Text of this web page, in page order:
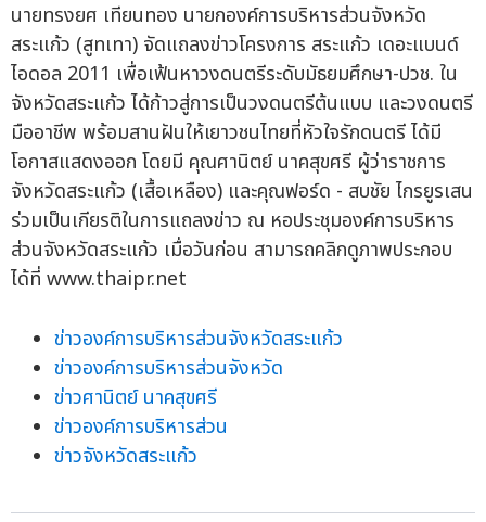
นายทรงยศ เทียนทอง นายกองค์การบริหารส่วนจังหวัด
สระแก้ว (สูทเทา) จัดแถลงข่าวโครงการ สระแก้ว เดอะแบนด์
ไอดอล 2011 เพื่อเฟ้นหาวงดนตรีระดับมัธยมศึกษา-ปวช. ใน
จังหวัดสระแก้ว ได้ก้าวสู่การเป็นวงดนตรีต้นแบบ และวงดนตรี
มืออาชีพ พร้อมสานฝันให้เยาวชนไทยที่หัวใจรักดนตรี ได้มี
โอกาสแสดงออก โดยมี คุณศานิตย์ นาคสุขศรี ผู้ว่าราชการ
จังหวัดสระแก้ว (เสื้อเหลือง) และคุณฟอร์ด - สบชัย ไกรยูรเสน
ร่วมเป็นเกียรติในการแถลงข่าว ณ หอประชุมองค์การบริหาร
ส่วนจังหวัดสระแก้ว เมื่อวันก่อน สามารถคลิกดูภาพประกอบ
ได้ที่ www.thaipr.net
ข่าวองค์การบริหารส่วนจังหวัดสระแก้ว
ข่าวองค์การบริหารส่วนจังหวัด
ข่าวศานิตย์ นาคสุขศรี
ข่าวองค์การบริหารส่วน
ข่าวจังหวัดสระแก้ว